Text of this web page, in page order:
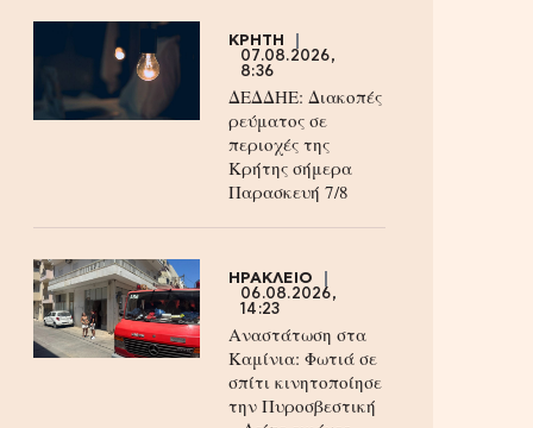
ΚΡΗΤΗ
07.08.2026,
8:36
ΔΕΔΔΗΕ: Διακοπές
ρεύματος σε
περιοχές της
Κρήτης σήμερα
Παρασκευή 7/8
ΗΡΑΚΛΕΙΟ
06.08.2026,
14:23
Αναστάτωση στα
Καμίνια: Φωτιά σε
σπίτι κινητοποίησε
την Πυροσβεστική